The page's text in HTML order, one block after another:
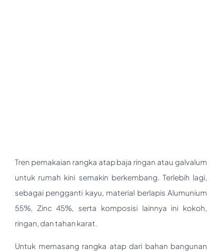
Tren pemakaian rangka atap baja ringan atau galvalum
untuk rumah kini semakin berkembang. Terlebih lagi,
sebagai pengganti kayu, material berlapis Alumunium
55%, Zinc 45%, serta komposisi lainnya ini kokoh,
ringan, dan tahan karat.
Untuk memasang rangka atap dari bahan bangunan